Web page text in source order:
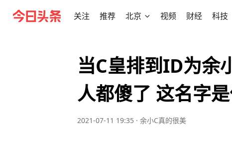
关注 推荐 北京 视频 财经 科技
当C皇排到ID为余
人都傻了 这名字
2021-07-11 19:35 · 余小C真的很美